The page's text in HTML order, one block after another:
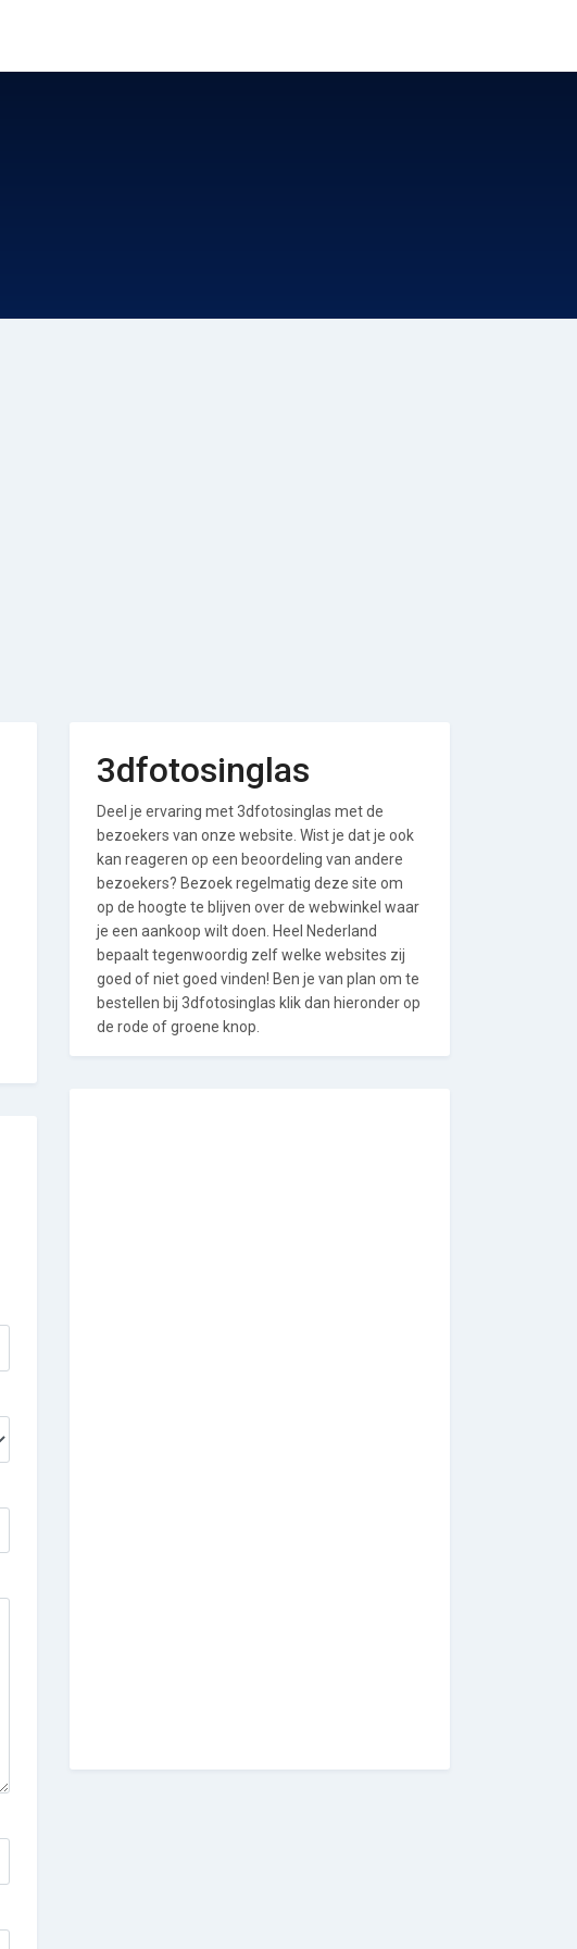
3dfotosinglas
Deel je ervaring met 3dfotosinglas met de
bezoekers van onze website. Wist je dat je ook
kan reageren op een beoordeling van andere
bezoekers? Bezoek regelmatig deze site om
op de hoogte te blijven over de webwinkel waar
je een aankoop wilt doen. Heel Nederland
bepaalt tegenwoordig zelf welke websites zij
goed of niet goed vinden! Ben je van plan om te
bestellen bij 3dfotosinglas klik dan hieronder op
de rode of groene knop.